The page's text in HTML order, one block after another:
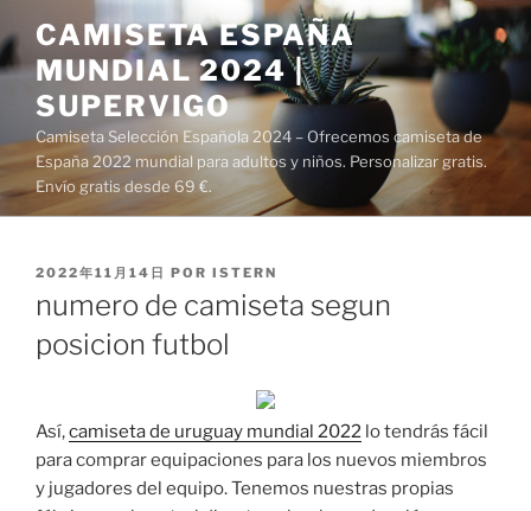
al
contenido
CAMISETA ESPAÑA
MUNDIAL 2024 |
SUPERVIGO
Camiseta Selección Española 2024 – Ofrecemos camiseta de
España 2022 mundial para adultos y niños. Personalizar gratis.
Envío gratis desde 69 €.
PUBLICADO
2022年11月14日 POR ISTERN
numero de camiseta segun
posicion futbol
Así,camiseta de uruguay mundial 2022 lo tendrás fácil
para comprar equipaciones para los nuevos miembros
y jugadores del equipo. Tenemos nuestras propias